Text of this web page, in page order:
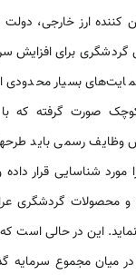
کننده ارز خارجی،
بسیار
صورت گرفته که
رسمی باید طرحها
شناسایی قرار داده
و محصولات گردشگری
این در حالی است
میان مجموع سرمایه